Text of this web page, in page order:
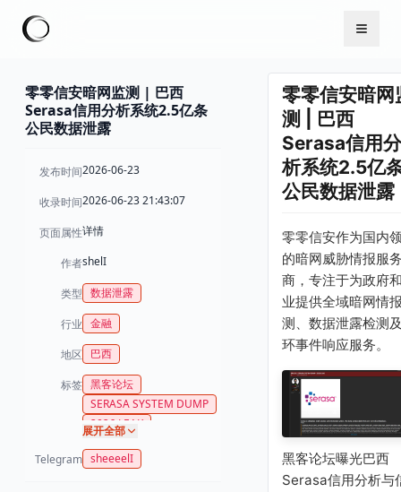
零零信安暗网监测 | 巴西
Serasa信用分析系统2.5亿条
公民数据泄露
发布时间2026-06-23
收录时间2026-06-23 21:43:07
页面属性详情
作者shelI
类型 数据泄露
行业 金融
地区 巴西
标签 黑客论坛
SERASA SYSTEM DUMP
2026 LEAK
展开全部
Telegram sheeeelI
零零信安暗网
测 | 巴西
Serasa信用分
析系统2.5亿
公民数据泄露
零零信安作为国内
的暗网威胁情报服
商，专注于为政府
业提供全域暗网情
测、数据泄露检测
环事件响应服务。
黑客论坛曝光巴西
Serasa信用分析与